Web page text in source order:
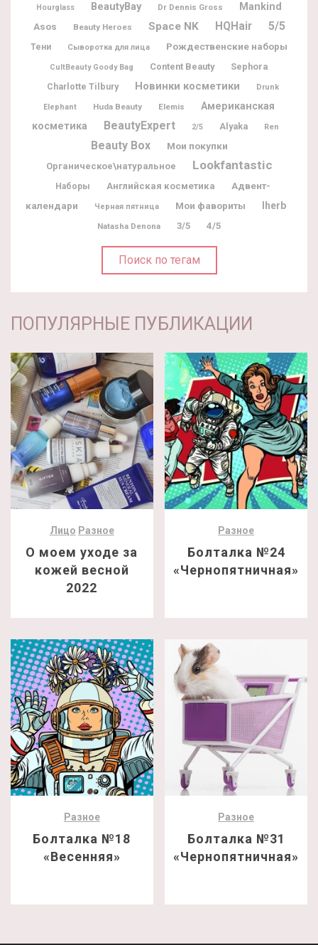
Hourglass BeautyBay Dr Dennis Gross Mankind
Asos Beauty Heroes Space NK HQHair 5/5
Тени Сыворотка для лица Рождественские наборы
CultBeauty Goody Bag Content Beauty
Sephora
Charlotte Tilbury
Новинки косметики Drunk
Elephant Huda Beauty Elemis
Американская
косметика
BeautyExpert 2/5 Alyaka Ren
Beauty Box Мои покупки
Органическое\натуральное Lookfantastic
Наборы Английская косметика
Адвент-
календари
Черная пятница Мои фавориты Iherb
Natasha Denona 3/5 4/5
Поиск по тегам
ПОПУЛЯРНЫЕ ПУБЛИКАЦИИ
Лицо Разное
О моем уходе за
кожей весной
2022
Разное
Болталка №24
«Чернопятничная»
Разное
Болталка №18
«Весенняя»
Разное
Болталка №31
«Чернопятничная»